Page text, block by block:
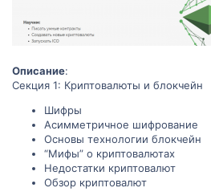
Описание:
Секция 1: Криптовалюты и блокчейн
Шифры
Асимметричное шифрование
Основы технологии блокчейн
“Мифы” о криптовалютах
Недостатки криптовалют
Обзор криптовалют